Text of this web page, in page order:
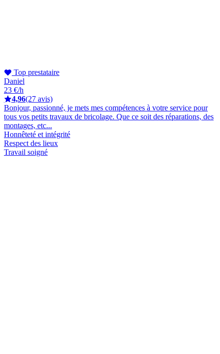
Top prestataire
Daniel
23 €/h
4,96(27 avis)
Bonjour, passionné, je mets mes compétences à votre service pour
tous vos petits travaux de bricolage. Que ce soit des réparations, des
montages, etc...
Honnêteté et intégrité
Respect des lieux
Travail soigné